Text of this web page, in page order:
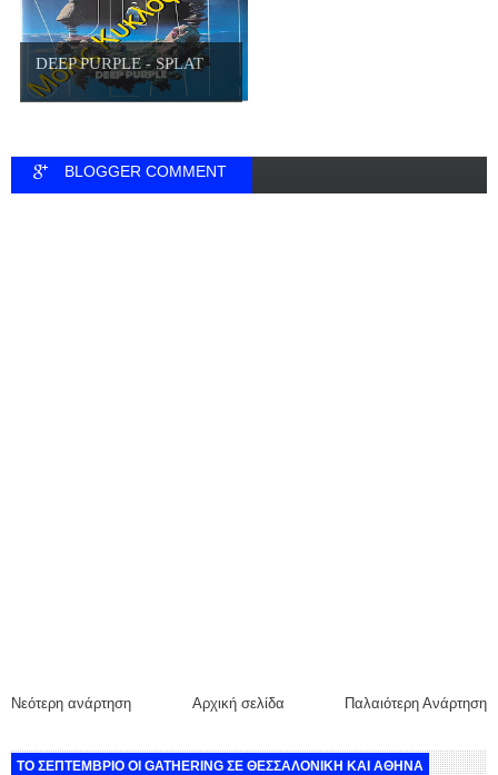
DEEP PURPLE - SPLAT
BLOGGER COMMENT
Νεότερη ανάρτηση Παλαιότερη Ανάρτηση
Αρχική σελίδα
ΤΟ ΣΕΠΤΕΜΒΡΙΟ ΟΙ GATHERING ΣΕ ΘΕΣΣΑΛΟΝΙΚΗ ΚΑΙ ΑΘΗΝΑ